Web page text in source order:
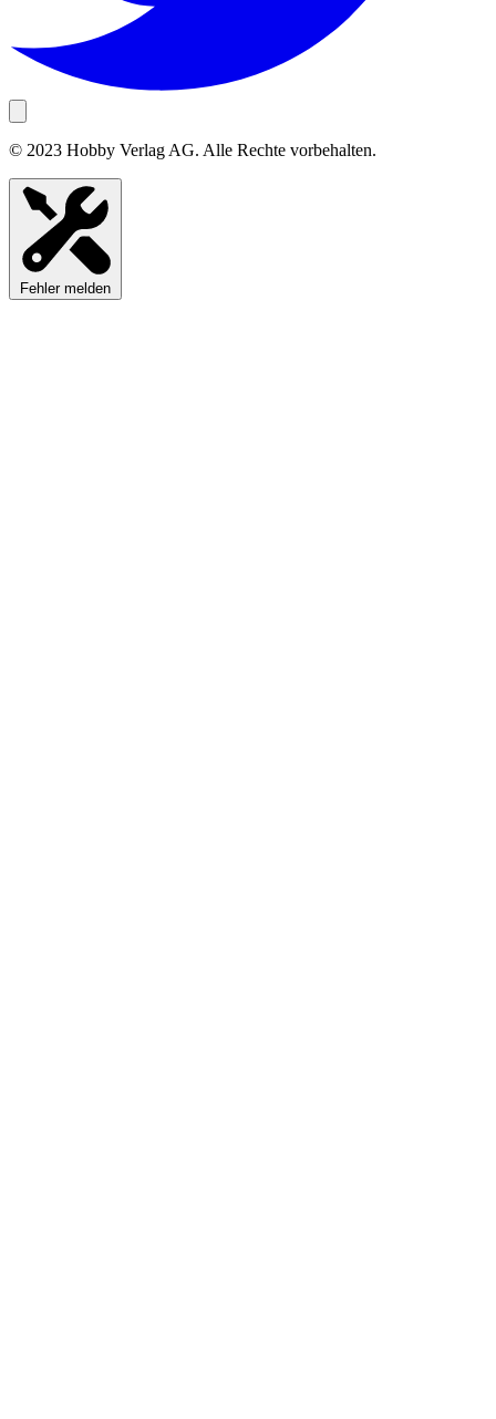
© 2023 Hobby Verlag AG. Alle Rechte vorbehalten.
Fehler melden